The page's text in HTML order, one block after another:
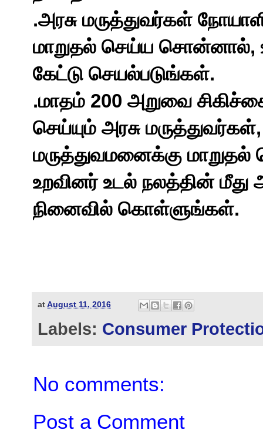
.அரசு மருத்துவர்கள்
மாறுதல் செய்ய சொன்னால்,
கேட்டு செயல்படுங்கள்.
.மாதம் 200 அறுவை
செய்யும் அரசு மருத்துவர்கள்
மருத்துவமனைக்கு மாறுதல்
உறவினர் உடல் நலத்தின் மீது
நினைவில் கொள்ளுங்கள்.
atAugust 11, 2016
Labels: Consumer
No comments:
Post a Comment